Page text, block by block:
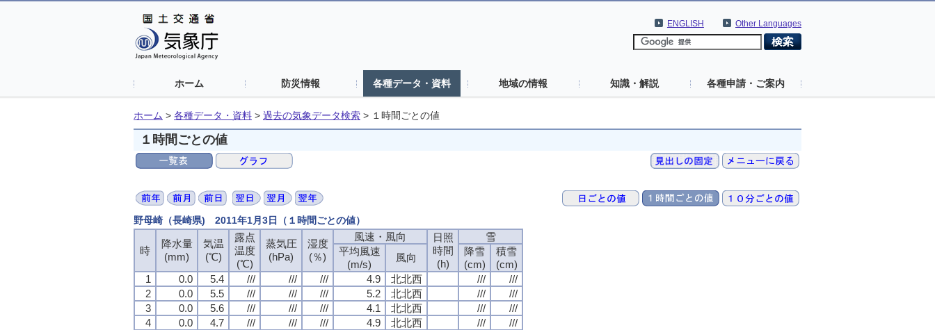
Other Languages
ENGLISH
ホーム 防災情報 各種データ・資料 地域の情報 知識・解説 各種申請・ご案内
ホーム > 各種データ・資料 > 過去の気象データ検索 > １時間ごとの値
１時間ごとの値
野母崎（長崎県) 2011年1月3日（１時間ごとの値）
時
降水量
(mm)
気温
(℃)
露点
温度
(℃)
蒸気圧
(hPa)
湿度
(％)
風速・風向
日照
時間
(h)
雪
平均風速
(m/s)
風向
降雪
(cm)
積雪
(cm)
1
0.0 5.4 /// /// /// 4.9 北北西 ///
///
2
0.0 5.5 /// /// /// 5.2 北北西 ///
///
3
0.0 5.6 /// /// /// 4.1 北北西 ///
///
4
0.0 4.7 /// /// /// 4.9 北北西 ///
///